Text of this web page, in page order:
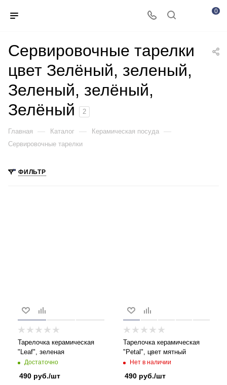
0
Сервировочные тарелки
цвет Зелёный, зеленый,
Зеленый, зелёный,
Зелёный
2
Главная — Каталог — Керамическая посуда —
Сервировочные тарелки
ФИЛЬТР
Тарелочка керамическая
"Leaf", зеленая
Достаточно
490 руб./шт
Тарелочка керамическая
"Petal", цвет мятный
Нет в наличии
490 руб./шт